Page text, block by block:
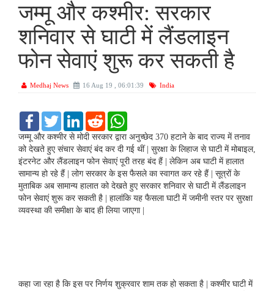
जम्मू और कश्मीर: सरकार
शनिवार से घाटी में लैंडलाइन
फोन सेवाएं शुरू कर सकती है
Medhaj News 16 Aug 19 , 06:01:39 India
F
c
e
o
o
k
T
i
t
t
e
r
L
n
k
d
I
n
R
d
d
i
t
a
t
s
A
p
p
जम्‍मू और कश्‍मीर से मोदी सरकार द्वारा अनुच्‍छेद 370 हटाने के बाद राज्‍य में तनाव
को देखते हुए संचार सेवाएं बंद कर दी गई थीं | सुरक्षा के लिहाज से घाटी में मोबाइल,
इंटरनेट और लैंडलाइन फोन सेवाएं पूरी तरह बंद हैं | लेकिन अब घाटी में हालात
सामान्‍य हो रहे हैं | लोग सरकार के इस फैसले का स्‍वागत कर रहे हैं | सूत्रों के
मुताबिक अब सामान्‍य हालात को देखते हुए सरकार शनिवार से घाटी में लैंडलाइन
फोन सेवाएं शुरू कर सकती है | हालांकि यह फैसला घाटी में जमीनी स्‍तर पर सुरक्षा
व्‍यवस्‍था की समीक्षा के बाद ही लिया जाएगा |
कहा जा रहा है कि इस पर निर्णय शुक्रवार शाम तक हो सकता है | कश्‍मीर घाटी में